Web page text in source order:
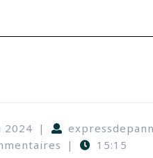
2024 |
| 15:15